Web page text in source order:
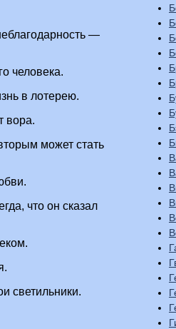
—
человека.
в лотерею.
вора.
может стать
что он сказал
светильники.